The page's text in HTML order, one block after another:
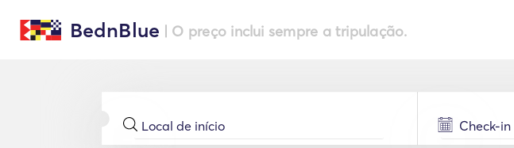
BednBlue | O preço inclui sempre a tripulação.